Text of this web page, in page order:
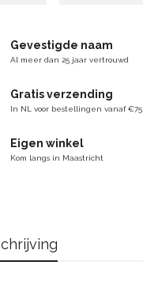
Gevestigde naam
Al meer dan 25 jaar vertrouwd
Gratis verzending
In NL voor bestellingen vanaf €75
Eigen winkel
Kom langs in Maastricht